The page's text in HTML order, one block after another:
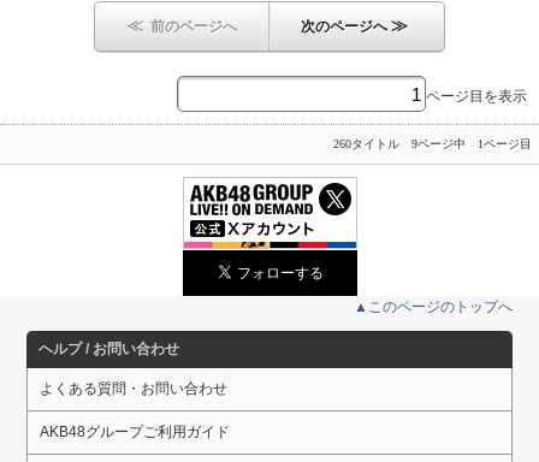
≪ 前のページへ 次のページへ≫
ページ目を表示
260タイトル 9ページ中 1ページ目
▲このページのトップへ
ヘルプ / お問い合わせ
よくある質問・お問い合わせ
AKB48グループご利用ガイド